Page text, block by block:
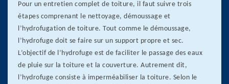
Pour un entretien complet de toiture, il faut suivre trois
étapes comprenant le nettoyage, démoussage et
l’hydrofugation de toiture. Tout comme le démoussage,
l’hydrofuge doit se faire sur un support propre et sec.
L’objectif de l’hydrofuge est de faciliter le passage des eaux
de pluie sur la toiture et la couverture. Autrement dit,
l’hydrofuge consiste à imperméabiliser la toiture. Selon le